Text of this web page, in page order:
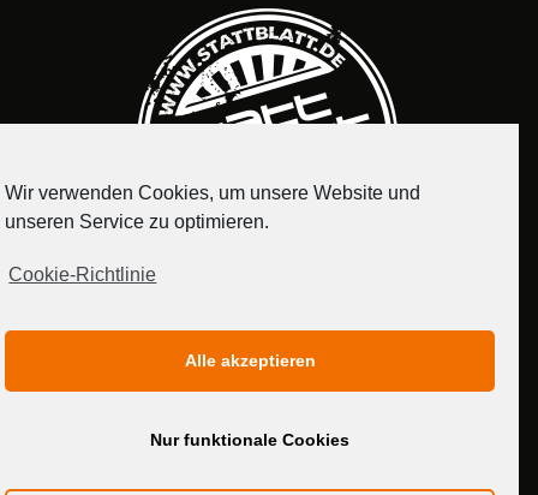
MEDIADATEN
Wir verwenden Cookies, um unsere Website und
unseren Service zu optimieren.
Cookie-Richtlinie
Alle akzeptieren
Nur funktionale Cookies